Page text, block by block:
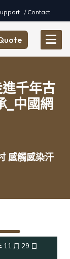
/ Contact
千年古
_中國網
感觸感染汗
11 月 29 日